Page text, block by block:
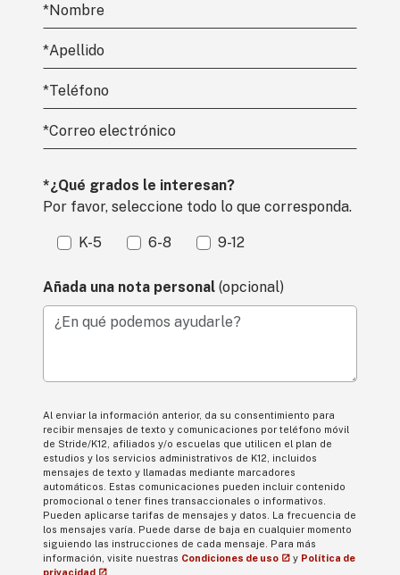
*Nombre
*Apellido
*Teléfono
*Correo electrónico
*¿Qué grados le interesan?
Por favor, seleccione todo lo que corresponda.
K-5 6-8 9-12
Añada una nota personal (opcional)
¿En qué podemos ayudarle?
Al enviar la información anterior, da su consentimiento para
recibir mensajes de texto y comunicaciones por teléfono móvil
de Stride/K12, afiliados y/o escuelas que utilicen el plan de
estudios y los servicios administrativos de K12, incluidos
mensajes de texto y llamadas mediante marcadores
automáticos. Estas comunicaciones pueden incluir contenido
promocional o tener fines transaccionales o informativos.
Pueden aplicarse tarifas de mensajes y datos. La frecuencia de
los mensajes varía. Puede darse de baja en cualquier momento
siguiendo las instrucciones de cada mensaje. Para más
información, visite nuestras Condiciones de uso y Política de
privacidad